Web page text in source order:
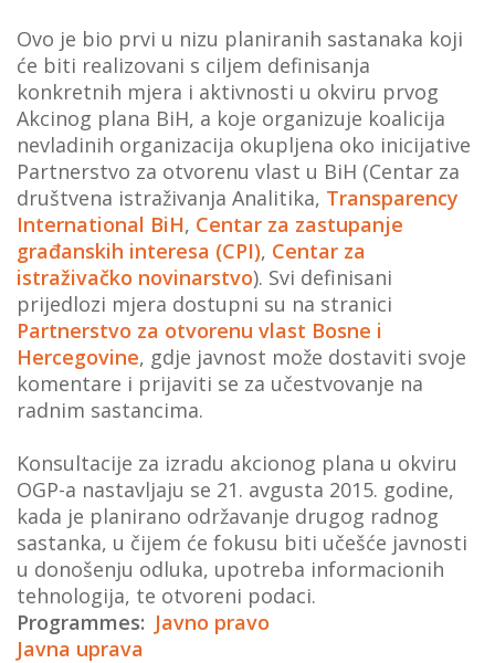
Ovo je bio prvi u nizu planiranih sastanaka koji
će biti realizovani s ciljem definisanja
konkretnih mjera i aktivnosti u okviru prvog
Akcinog plana BiH, a koje organizuje koalicija
nevladinih organizacija okupljena oko inicijative
Partnerstvo za otvorenu vlast u BiH (Centar za
društvena istraživanja Analitika, Transparency
International BiH, Centar za zastupanje
građanskih interesa (CPI), Centar za
istraživačko novinarstvo). Svi definisani
prijedlozi mjera dostupni su na stranici
Partnerstvo za otvorenu vlast Bosne i
Hercegovine, gdje javnost može dostaviti svoje
komentare i prijaviti se za učestvovanje na
radnim sastancima.
Konsultacije za izradu akcionog plana u okviru
OGP-a nastavljaju se 21. avgusta 2015. godine,
kada je planirano održavanje drugog radnog
sastanka, u čijem će fokusu biti učešće javnosti
u donošenju odluka, upotreba informacionih
tehnologija, te otvoreni podaci.
Programmes
Javno pravo
Javna uprava